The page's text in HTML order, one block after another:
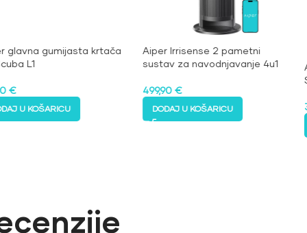
glavna gumijasta krtača
L1
€
U KOŠARICU
Aiper Irrisense 2 pametni
sustav za navodnjavanje 4u1
499,90 €
DODAJ U KOŠARICU